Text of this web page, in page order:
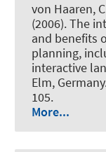
von Haaren,
(2006).The
and benefits
planning,
interactive
Elm, Germany
105.
More...